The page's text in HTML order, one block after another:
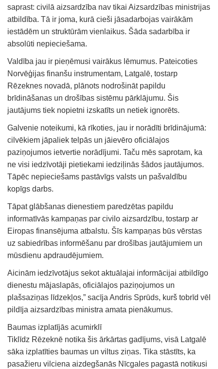
saprast: civilā aizsardzība nav tikai Aizsardzības ministrijas
atbildība. Tā ir joma, kurā cieši jāsadarbojas vairākām
iestādēm un struktūrām vienlaikus. Šāda sadarbība ir
absolūti nepieciešama.
Valdība jau ir pieņēmusi vairākus lēmumus. Pateicoties
Norvēģijas finanšu instrumentam, Latgalē, tostarp
Rēzeknes novadā, plānots nodrošināt papildu
brīdināšanas un drošības sistēmu pārklājumu. Šis
jautājums tiek nopietni izskatīts un netiek ignorēts.
Galvenie noteikumi, kā rīkoties, jau ir norādīti brīdinājumā:
cilvēkiem jāpaliek telpās un jāievēro oficiālajos
paziņojumos ietvertie norādījumi. Taču mēs saprotam, ka
ne visi iedzīvotāji pietiekami iedziļinās šādos jautājumos.
Tāpēc nepieciešams pastāvīgs valsts un pašvaldību
kopīgs darbs.
Tāpat glābšanas dienestiem paredzētas papildu
informatīvās kampaņas par civilo aizsardzību, tostarp ar
Eiropas finansējuma atbalstu. Šīs kampaņas būs vērstas
uz sabiedrības informēšanu par drošības jautājumiem un
mūsdienu apdraudējumiem.
Aicinām iedzīvotājus sekot aktuālajai informācijai atbildīgo
dienestu mājaslapās, oficiālajos paziņojumos un
plašsaziņas līdzekļos,” sacīja Andris Sprūds, kurš tobrīd vēl
pildīja aizsardzības ministra amata pienākumus.
Baumas izplatījās acumirklī
Tiklīdz Rēzeknē notika šis ārkārtas gadījums, visā Latgalē
sāka izplatīties baumas un viltus ziņas. Tika stāstīts, ka
pasažieru vilciena aizdegšanās Nīcgales pagastā notikusi